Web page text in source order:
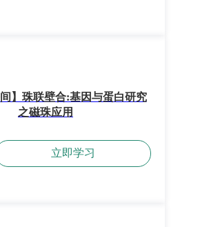
间】珠联壁合:基因与蛋白研究
之磁珠应用
立即学习